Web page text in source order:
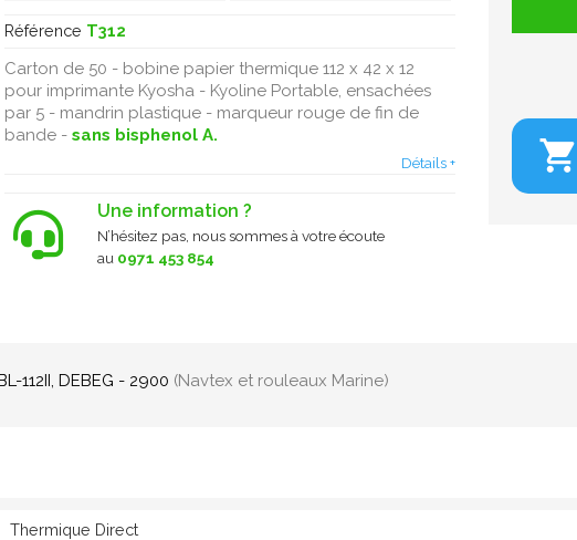
Référence T312
Carton de 50 - bobine papier thermique 112 x 42 x 12
pour imprimante Kyosha - Kyoline Portable, ensachées
par 5 - mandrin plastique - marqueur rouge de fin de
bande - sans bisphenol A.
Détails +
Une information ?
N’hésitez pas, nous sommes à votre écoute
au 0971 453 854

112II, DEBEG - 2900 (Navtex et rouleaux Marine)
Thermique Direct